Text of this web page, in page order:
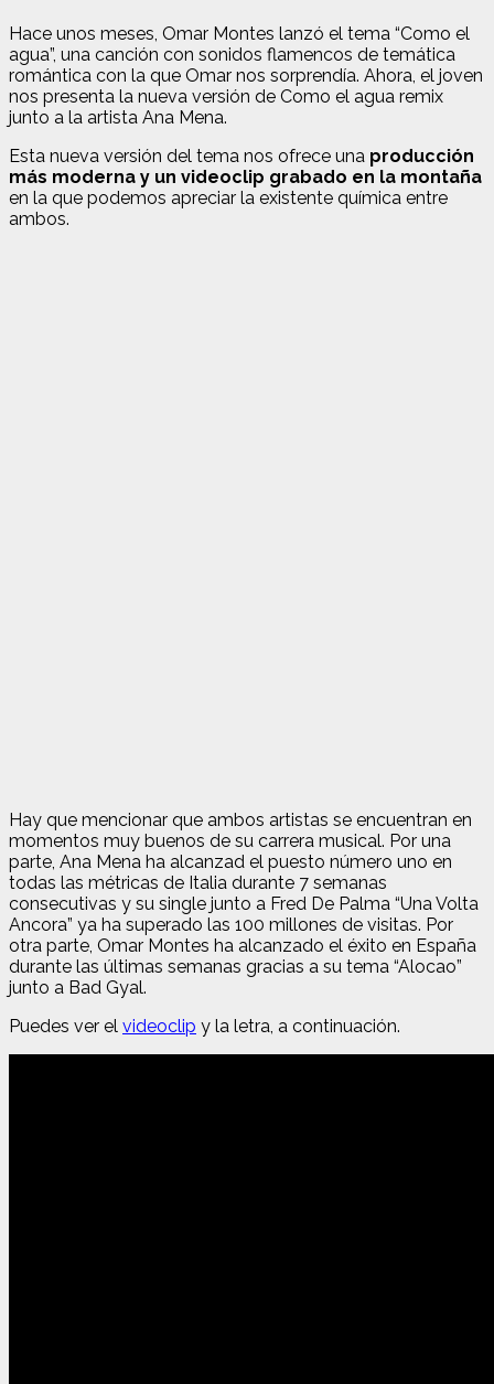
Hace unos meses, Omar Montes lanzó el tema “Como el
agua”, una canción con sonidos flamencos de temática
romántica con la que Omar nos sorprendía. Ahora, el joven
nos presenta la nueva versión de Como el agua remix
junto a la artista Ana Mena.
Esta nueva versión del tema nos ofrece una producción
más moderna y un videoclip grabado en la montaña
en la que podemos apreciar la existente química entre
ambos.
Hay que mencionar que ambos artistas se encuentran en
momentos muy buenos de su carrera musical. Por una
parte, Ana Mena ha alcanzad el puesto número uno en
todas las métricas de Italia durante 7 semanas
consecutivas y su single junto a Fred De Palma “Una Volta
Ancora” ya ha superado las 100 millones de visitas. Por
otra parte, Omar Montes ha alcanzado el éxito en España
durante las últimas semanas gracias a su tema “Alocao”
junto a Bad Gyal.
Puedes ver el videoclip y la letra, a continuación.